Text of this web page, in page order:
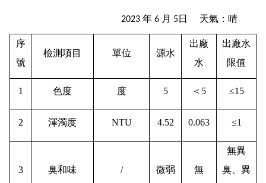
2023 年 6 月 5日 天氣：晴
序
號
檢測項目 單位 源水
出廠
水
出廠水
限值
1 色度 度 5 ＜5 ≤15
2 渾濁度 NTU 4.52 0.063 ≤1
3 臭和味 / 微弱 無
無異
臭、異